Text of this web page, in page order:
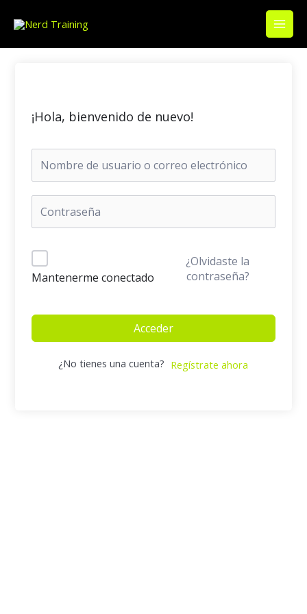
contenido
Main
¡Hola, bienvenido de nuevo!
Mantenerme conectado
¿Olvidaste la
contraseña?
Acceder
¿No tienes una cuenta? Regístrate ahora